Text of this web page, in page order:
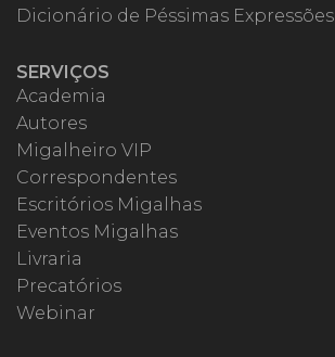
Dicionário de Péssimas Expressões
SERVIÇOS
Academia
Autores
Migalheiro VIP
Correspondentes
Escritórios Migalhas
Eventos Migalhas
Livraria
Precatórios
Webinar